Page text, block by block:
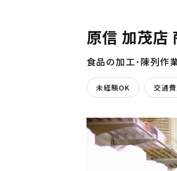
原信 加茂店
食品の加工･陳列作
未経験OK 交通